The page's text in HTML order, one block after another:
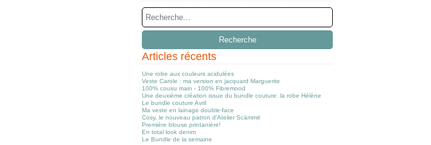
Articles récents
Une robe aux couleurs acidulées
Veste Carole : ma version en jacquard Marguerite
100% cousu main - 100% Fibremood
Une deuxième création issue du bundle couture: la robe Hélène
Le bundle couture Avril
Ma veste en lainage double-face
Cosy, le nouveau patron d'Atelier Scämmit
Première blouse printanière!
En total look denim
Le Bundle de la semaine